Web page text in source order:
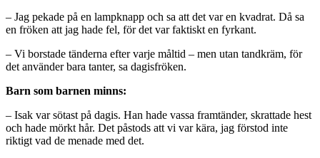
– Jag pekade på en lampknapp och sa att det var en kvadrat. Då sa
en fröken att jag hade fel, för det var faktiskt en fyrkant.
– Vi borstade tänderna efter varje måltid – men utan tandkräm, för
det använder bara tanter, sa dagisfröken.
Barn som barnen minns:
– Isak var sötast på dagis. Han hade vassa framtänder, skrattade hest
och hade mörkt hår. Det påstods att vi var kära, jag förstod inte
riktigt vad de menade med det.